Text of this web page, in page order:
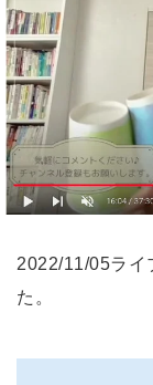
2022/11/05ライ
た。